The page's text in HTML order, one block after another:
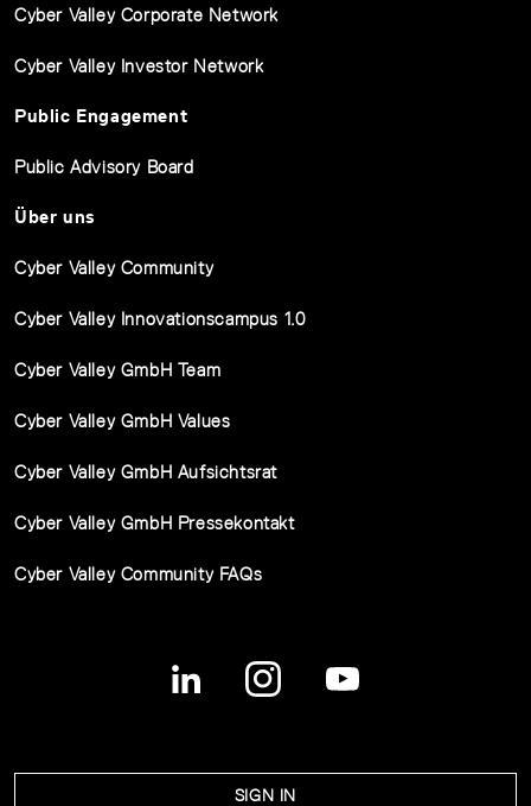
Cyber Valley Corporate Network
Cyber Valley Investor Network
Public Engagement
Public Advisory Board
Über uns
Cyber Valley Community
Cyber Valley Innovationscampus 1.0
Cyber Valley GmbH Team
Cyber Valley GmbH Values
Cyber Valley GmbH Aufsichtsrat
Cyber Valley GmbH Pressekontakt
Cyber Valley Community FAQs
SIGN IN